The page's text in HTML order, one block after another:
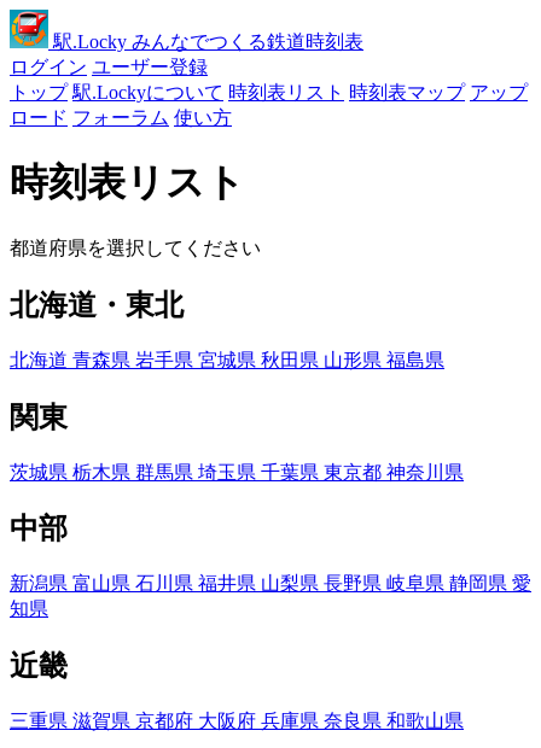
駅.Locky みんなでつくる鉄道時刻表
ログイン ユーザー登録
トップ 駅.Lockyについて 時刻表リスト 時刻表マップ アップ
ロード フォーラム 使い方
時刻表リスト
都道府県を選択してください
北海道・東北
北海道 青森県 岩手県 宮城県 秋田県 山形県 福島県
関東
茨城県 栃木県 群馬県 埼玉県 千葉県 東京都 神奈川県
中部
新潟県 富山県 石川県 福井県 山梨県 長野県 岐阜県 静岡県 愛
知県
近畿
三重県 滋賀県 京都府 大阪府 兵庫県 奈良県 和歌山県